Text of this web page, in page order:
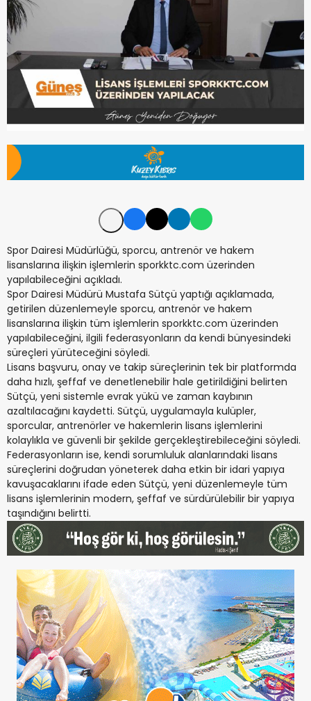
Spor Dairesi Müdürlüğü, sporcu, antrenör ve hakem
lisanslarına ilişkin işlemlerin sporkktc.com üzerinden
yapılabileceğini açıkladı.
Spor Dairesi Müdürü Mustafa Sütçü yaptığı açıklamada,
getirilen düzenlemeyle sporcu, antrenör ve hakem
lisanslarına ilişkin tüm işlemlerin sporkktc.com üzerinden
yapılabileceğini, ilgili federasyonların da kendi bünyesindeki
süreçleri yürüteceğini söyledi.
Lisans başvuru, onay ve takip süreçlerinin tek bir platformda
daha hızlı, şeffaf ve denetlenebilir hale getirildiğini belirten
Sütçü, yeni sistemle evrak yükü ve zaman kaybının
azaltılacağını kaydetti. Sütçü, uygulamayla kulüpler,
sporcular, antrenörler ve hakemlerin lisans işlemlerini
kolaylıkla ve güvenli bir şekilde gerçekleştirebileceğini söyledi.
Federasyonların ise, kendi sorumluluk alanlarındaki lisans
süreçlerini doğrudan yöneterek daha etkin bir idari yapıya
kavuşacaklarını ifade eden Sütçü, yeni düzenlemeyle tüm
lisans işlemlerinin modern, şeffaf ve sürdürülebilir bir yapıya
taşındığını belirtti.